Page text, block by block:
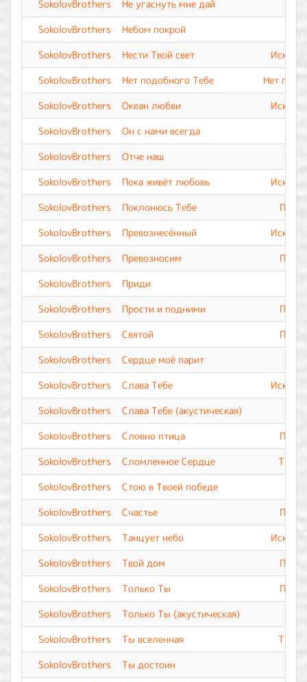
SokolovBrothers Не угаснуть мне дай
SokolovBrothers
Небом покрой
SokolovBrothers
Нести Твой свет
SokolovBrothers
Нет подобного Тебе
Нет
SokolovBrothers
Океан любви
SokolovBrothers
Он с нами всегда
SokolovBrothers
Отче наш
SokolovBrothers
Пока живёт любовь
SokolovBrothers
Поклонюсь Тебе
SokolovBrothers
Превознесённый
SokolovBrothers
Превозносим
SokolovBrothers
Приди
SokolovBrothers
Прости и подними
SokolovBrothers
Святой
SokolovBrothers
Сердце моё парит
SokolovBrothers
Слава Тебе
SokolovBrothers
Слава Тебе (акустическая)
SokolovBrothers
Словно птица
SokolovBrothers
Сломленное Сердце
Ты
SokolovBrothers
Стою в Твоей победе
SokolovBrothers
Счастье
SokolovBrothers
Танцует небо
SokolovBrothers
Твой дом
SokolovBrothers
Только Ты
SokolovBrothers
Только Ты (акустическая)
SokolovBrothers
Ты вселенная
Ты
SokolovBrothers
Ты достоин